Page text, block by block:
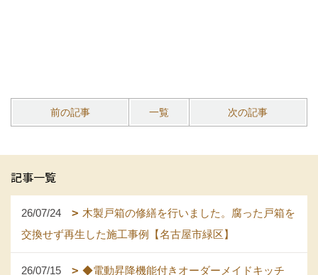
前の記事 一覧 次の記事
記事一覧
26/07/24
木製戸箱の修繕を行いました。腐った戸箱を
交換せず再生した施工事例【名古屋市緑区】
26/07/15
◆電動昇降機能付きオーダーメイドキッチ